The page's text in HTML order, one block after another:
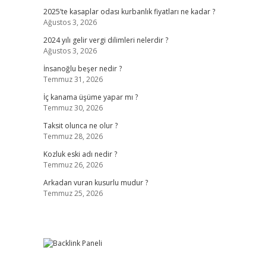
2025’te kasaplar odası kurbanlık fiyatları ne kadar ?
Ağustos 3, 2026
2024 yılı gelir vergi dilimleri nelerdir ?
Ağustos 3, 2026
İnsanoğlu beşer nedir ?
Temmuz 31, 2026
İç kanama üşüme yapar mı ?
Temmuz 30, 2026
Taksit olunca ne olur ?
Temmuz 28, 2026
Kozluk eski adı nedir ?
Temmuz 26, 2026
Arkadan vuran kusurlu mudur ?
Temmuz 25, 2026